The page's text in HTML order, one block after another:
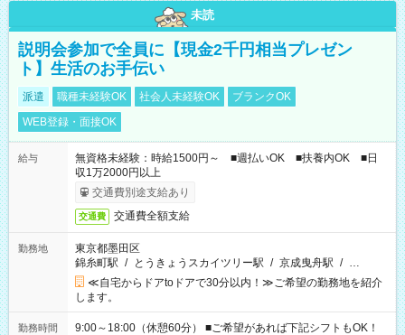
未読
説明会参加で全員に【現金2千円相当プレゼン
ト】生活のお手伝い
派遣 職種未経験OK 社会人未経験OK
ブランクOK
WEB登録・面接OK
給与
無資格未経験：時給1500円～ ■週払いOK ■扶養内OK ■日
収1万2000円以上
交通費別途支給あり
交通費 交通費全額支給
勤務地
東京都墨田区
錦糸町駅 / とうきょうスカイツリー駅 / 京成曳舟駅 / …
≪自宅からドアtoドアで30分以内！≫ご希望の勤務地を紹介
します。
勤務時間
9:00～18:00（休憩60分） ■ご希望があれば下記シフトもOK！